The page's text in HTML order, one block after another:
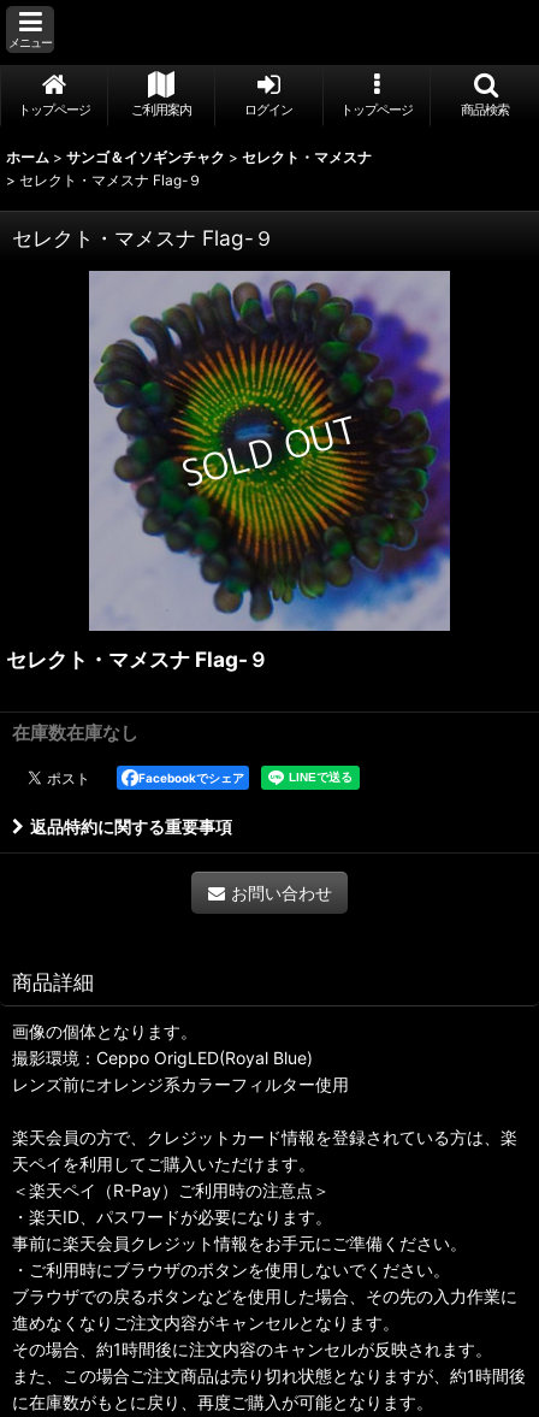
メニュー
トップページ ご利用案内 ログイン トップページ 商品検索
ホーム > サンゴ＆イソギンチャク > セレクト・マメスナ
> セレクト・マメスナ Flag-９
セレクト・マメスナ Flag-９
セレクト・マメスナ Flag-９
在庫数在庫なし
Facebookでシェア
返品特約に関する重要事項
お問い合わせ
商品詳細
画像の個体となります。
撮影環境：Ceppo OrigLED(Royal Blue)
レンズ前にオレンジ系カラーフィルター使用
楽天会員の方で、クレジットカード情報を登録されている方は、楽
天ペイを利用してご購入いただけます。
＜楽天ペイ（R-Pay）ご利用時の注意点＞
・楽天ID、パスワードが必要になります。
事前に楽天会員クレジット情報をお手元にご準備ください。
・ご利用時にブラウザのボタンを使用しないでください。
ブラウザでの戻るボタンなどを使用した場合、その先の入力作業に
進めなくなりご注文内容がキャンセルとなります。
その場合、約1時間後に注文内容のキャンセルが反映されます。
また、この場合ご注文商品は売り切れ状態となりますが、約1時間後
に在庫数がもとに戻り、再度ご購入が可能となります。